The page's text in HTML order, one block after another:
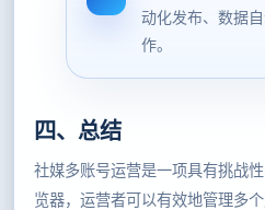
动化发布、数据
作。
四、总结
社媒多账号运营是一项具有挑战
览器，运营者可以有效地管理多